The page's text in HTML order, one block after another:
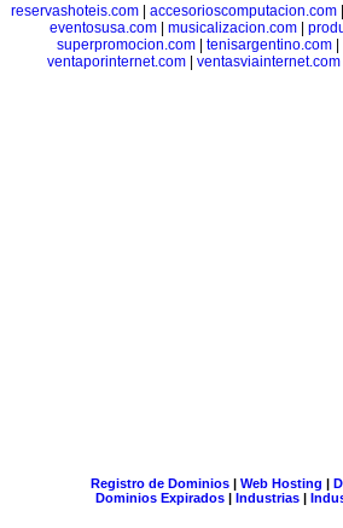
reservashoteis.com| accesorioscomputacion.com
eventosusa.com| musicalizacion.com|
superpromocion.com
tenisargentino.com
ventaporinternet.com
ventasviainternet.com
Registro de Dominios| Web Hosting |
Dominios Expirados | Industrias |